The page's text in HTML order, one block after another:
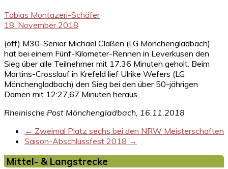
Tobias Montazeri-Schäfer
18. November 2018
(off) M30-Senior Michael Claßen (LG Mönchengladbach)
hat bei einem Fünf-Kilometer-Rennen in Leverkusen den
Sieg über alle Teilnehmer mit 17:36 Minuten geholt. Beim
Martins-Crosslauf in Krefeld lief Ulrike Wefers (LG
Mönchengladbach) den Sieg bei den über 50-jährigen
Damen mit 12:27,67 Minuten heraus.
Rheinische Post Mönchengladbach, 16.11.2018
← Zweimal Platz sechs bei den NRW Meisterschaften
Saison-Abschlussfest 2018 →
Mittel- & Langstrecke